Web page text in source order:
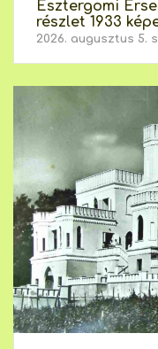
Esztergomi
részlet 1933
2026. augusztus 5.